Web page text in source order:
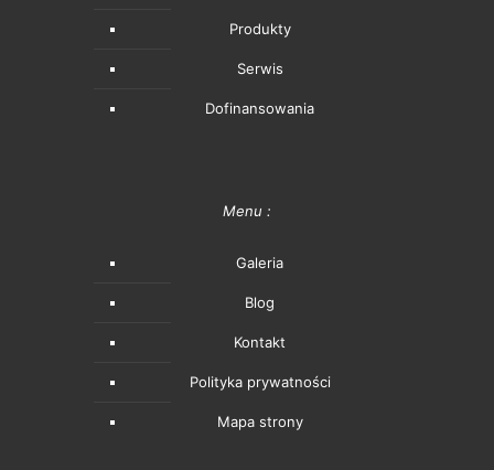
Produkty
Serwis
Dofinansowania
Menu :
Galeria
Blog
Kontakt
Polityka prywatności
Mapa strony